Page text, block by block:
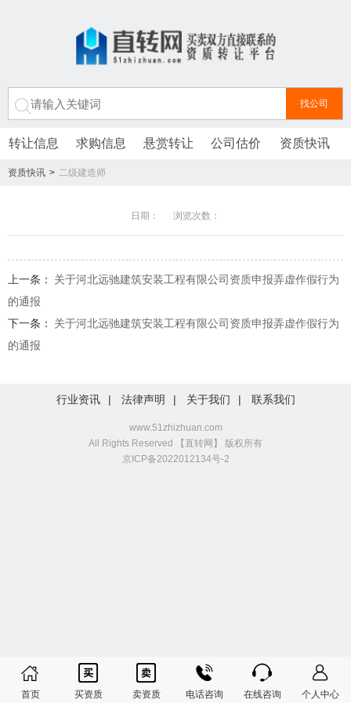
转让信息 求购信息 悬赏转让 公司估价 资质快讯
资质快讯 > 二级建造师
日期： 浏览次数：
上一条：
关于河北远驰建筑安装工程有限公司资质申报弄虚作假行为
的通报
下一条：
关于河北远驰建筑安装工程有限公司资质申报弄虚作假行为
的通报
行业资讯 | 法律声明 | 关于我们 | 联系我们
www.51zhizhuan.com
All Rights Reserved 【直转网】 版权所有
京ICP备2022012134号-2

首页

买资质

卖资质

电话咨询

在线咨询

个人中心